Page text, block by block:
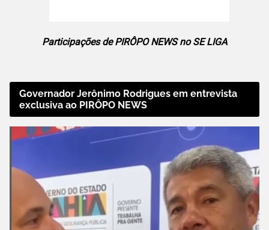
Participações de PIRÔPO NEWS no SE LIGA
Governador Jerônimo Rodrigues em entrevista
exclusiva ao PIRÔPO NEWS